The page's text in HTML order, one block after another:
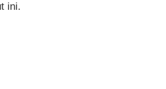
ini.